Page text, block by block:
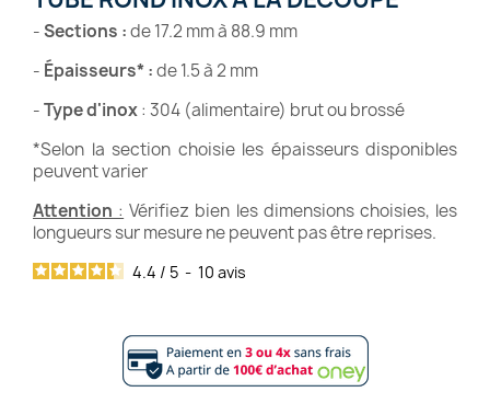
-Sections :de 17.2 mm à 88.9 mm
- Épaisseurs*:de 1.5 à 2 mm
-Type d'inox: 304 (alimentaire) brut ou brossé
*Selon la section choisie les épaisseurs disponibles
peuvent varier
Attention : Vérifiez bien les dimensions choisies, les
longueurs sur mesure ne peuvent pas être reprises.
4.4 / 5 - 10 avis